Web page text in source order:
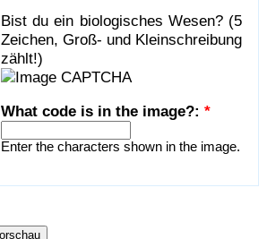
Bist du ein biologisches Wesen? (5
Zeichen, Groß- und Kleinschreibung
zählt!)
What code is in the image?:*
Enter the characters shown in the image.